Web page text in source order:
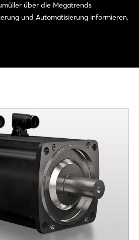
über die Megatrends
und Automatisierung informieren.